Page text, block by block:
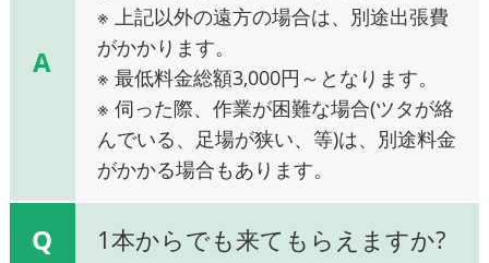
A
※ 上記以外の遠方の場合は、別途出張費
がかかります。
※ 最低料金総額3,000円～となります。
※ 伺った際、作業が困難な場合(ツタが絡
んでいる、足場が狭い、等)は、別途料金
がかかる場合もあります。
Q 1本からでも来てもらえますか?